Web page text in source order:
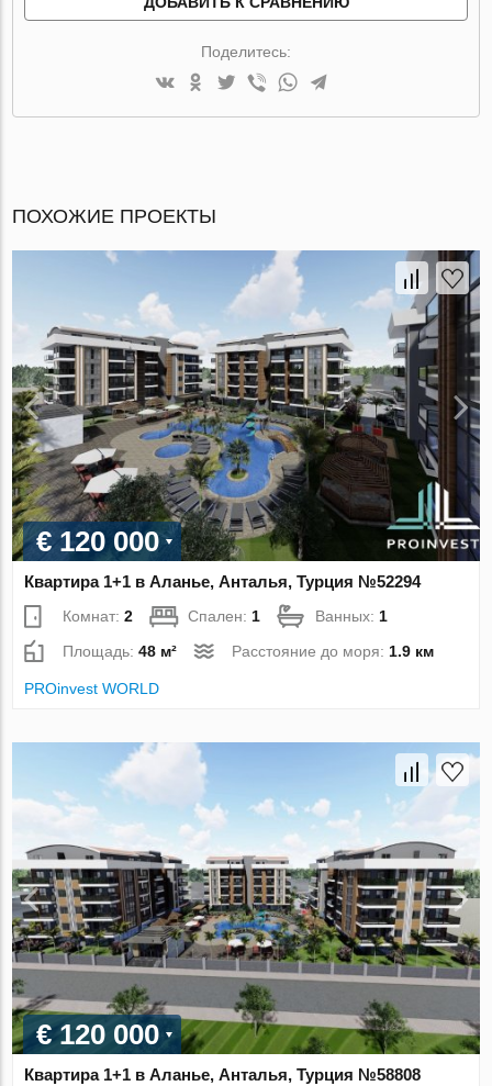
Поделитесь:
ПОХОЖИЕ ПРОЕКТЫ
€ 120 000
Квартира 1+1 в Аланье, Анталья, Турция №52294
Комнат:2 Спален:1 Ванных:1
Площадь:48 м² Расстояние до моря:1.9 км
PROinvest WORLD
€ 120 000
Квартира 1+1 в Аланье, Анталья, Турция №58808